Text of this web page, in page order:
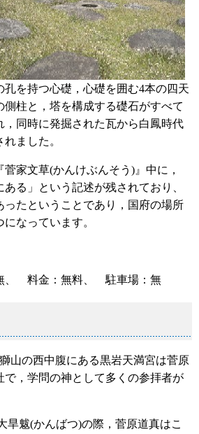
を持つ心礎，心礎を囲む4本の四天
側柱と，塔を構成する礎石がすべて
，同時に発掘された瓦から白鳳時代
ました。
家文草(かんけぶんそう)』中に，
ある」という記述が残されており、
ったということであり，国府の場所
なっています。
、 料金：無料、 駐車場：無
山の西中腹にある黒岩天満宮は菅原
で，学問の神として多くの参拝者が
魃(かんばつ)の際，菅原道真はこ